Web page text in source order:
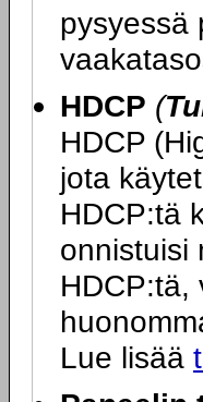
pysyessä
HDCP (
HDCP
jota
HDCP:tä
onnistuisi
HDCP:tä,
Lue lisää